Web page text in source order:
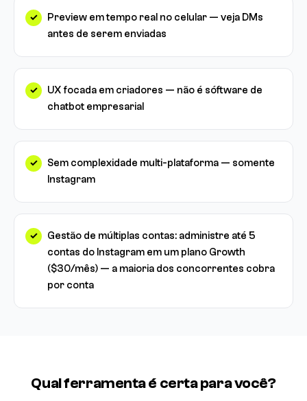
Preview em tempo real no celular — veja DMs
antes de serem enviadas
UX focada em criadores — não é sóftware de
chatbot empresarial
Sem complexidade multi-plataforma — somente
Instagram
Gestão de múltiplas contas: administre até 5
contas do Instagram em um plano Growth
($30/mês) — a maioria dos concorrentes cobra
por conta
Qual ferramenta é certa para você?